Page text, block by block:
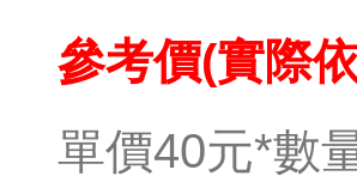
參考價(實際
單價40元*數